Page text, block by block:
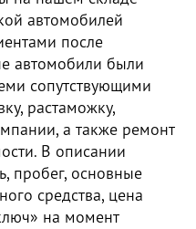
автомобилей
после
автомобили были
сопутствующими
растаможку,
а также ремонт
В описании
пробег, основные
средства, цена
на момент